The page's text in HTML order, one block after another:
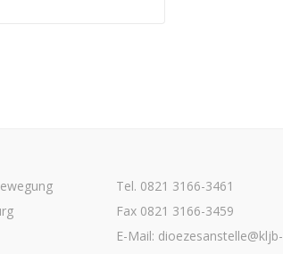
Tel. 0821 3166-3461
Fax 0821 3166-3459
E-Mail: dioezesanstelle@kljb-